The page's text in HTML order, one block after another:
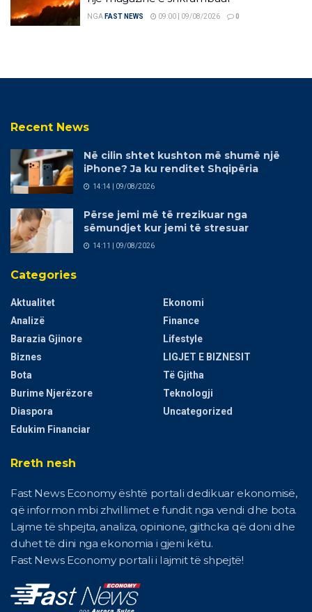
NGA FAST NEWS 09:00 | 09/08/2026 0
Recent News
Në cilin shtet kushton më shumë një
iPhone? Ja ku renditet Shqipëria
14:14 | 09/08/2026
Përse jemi më të rrezikuar nga
sëmundjet kur jemi të stresuar
14:11 | 09/08/2026
Categories
Aktualitet
Analizë
Barazia Gjinore
Biznes
Bota
Burime Njerëzore
Diaspora
Edukim Financiar
Ekonomi
Finance
Lifestyle
LIGJET E BIZNESIT
Të Gjitha
Teknologji
Uncategorized
Rreth nesh
Fast News Economy është portali dedikuar ekonomisë,
që informon mbi zhvillimet e fundit nga vendi dhe bota.
Lajme të shpejta, analiza, opinione, gjithcka që doni dhe
duhet të dini nga ekonomia i gjeni këtu.
Fast News Economy portali i lajmit të shpejtë!